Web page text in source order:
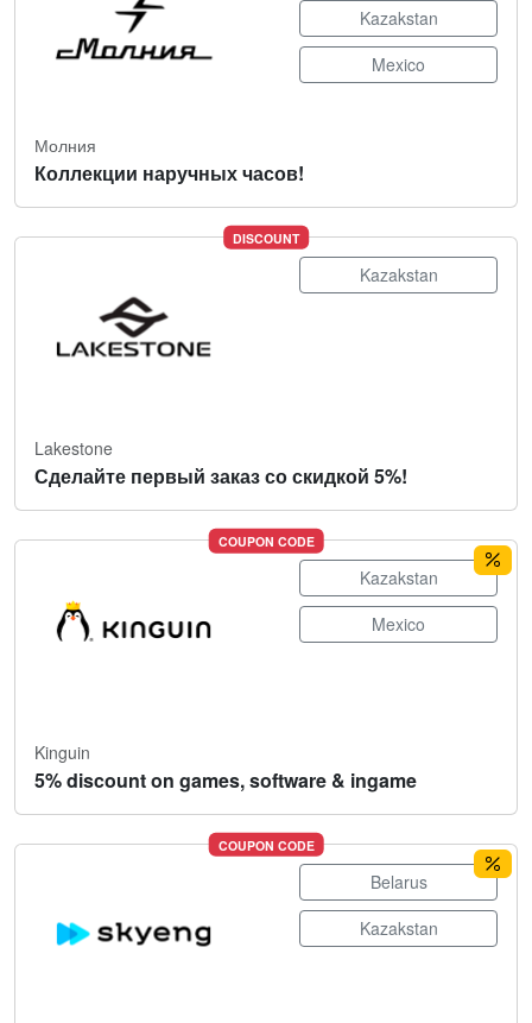
Kazakstan
Mexico
Молния
Коллекции наручных часов!
DISCOUNT
Kazakstan
Lakestone
Сделайте первый заказ со скидкой 5%!
COUPON CODE
Kazakstan
Mexico
Kinguin
5% discount on games, software & ingame
COUPON CODE
Belarus
Kazakstan